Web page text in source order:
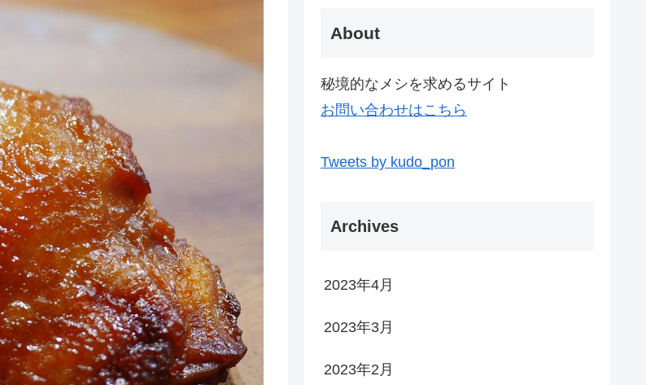
About
秘境的なメシを求めるサイト
お問い合わせはこちら
Tweets by kudo_pon
Archives
2023年4月
2023年3月
2023年2月